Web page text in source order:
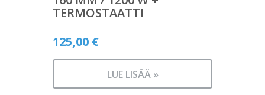
TERMOSTAATTI
125,00 €
LUE LISÄÄ »